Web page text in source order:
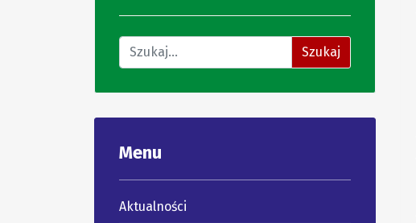
Znajdź na stronie Szukaj
Menu
Aktualności